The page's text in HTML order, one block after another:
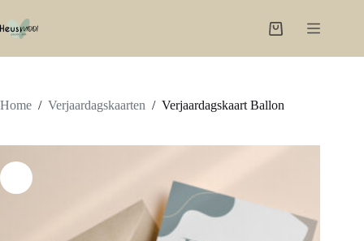
de
Winkelwagen
Home / Verjaardagskaarten / Verjaardagskaart Ballon